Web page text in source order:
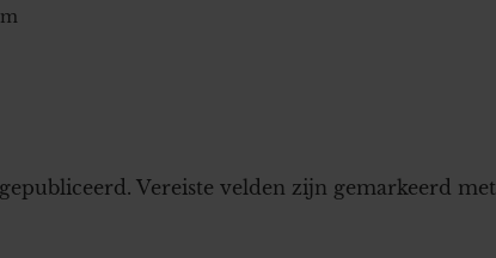
Vereiste velden zijn gemarkeerd met